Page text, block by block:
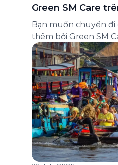
Green SM Care
SM
Bạn muốn chuyến đi
thêm bởi Green SM
đăng ký ở đâu? Bài
dẫn chi tiết cách
gói bảo hiểm này
SM, cùng những lưu
[…]